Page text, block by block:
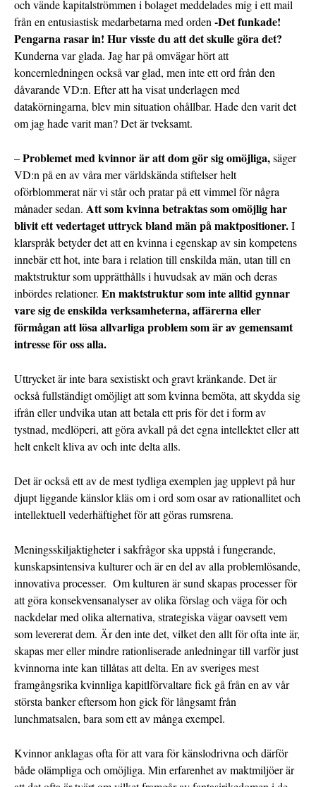
och vände kapitalströmmen i bolaget meddelades mig i ett mail
från en entusiastisk medarbetarna med orden -Det funkade!
Pengarna rasar in! Hur visste du att det skulle göra det?
Kunderna var glada. Jag har på omvägar hört att
koncernledningen också var glad, men inte ett ord från den
dåvarande VD:n. Efter att ha visat underlagen med
datakörningarna, blev min situation ohållbar. Hade den varit det
om jag hade varit man? Det är tveksamt.
–Problemet med kvinnor är att dom gör sig omöjliga,säger
VD:n på en av våra mer världskända stiftelser helt
oförblommerat när vi står och pratar på ett vimmel för några
månader sedan. Att som kvinna betraktas som omöjlig har
blivit ett vedertaget uttryck bland män på maktpositioner.I
klarspråk betyder det att en kvinna i egenskap av sin kompetens
innebär ett hot, inte bara i relation till enskilda män, utan till en
maktstruktur som upprätthålls i huvudsak av män och deras
inbördes relationer. En maktstruktur som inte alltid gynnar
vare sig de enskilda verksamheterna, affärerna eller
förmågan att lösa allvarliga problem som är av gemensamt
intresse för oss alla.
Uttrycket är inte bara sexistiskt och gravt kränkande. Det är
också fullständigt omöjligt att som kvinna bemöta, att skydda sig
ifrån eller undvika utan att betala ett pris för det i form av
tystnad, medlöperi, att göra avkall på det egna intellektet eller att
helt enkelt kliva av och inte delta alls.
Det är också ett av de mest tydliga exemplen jag upplevt på hur
djupt liggande känslor kläs om i ord som osar av rationallitet och
intellektuell vederhäftighet för att göras rumsrena.
Meningsskiljaktigheter i sakfrågor ska uppstå i fungerande,
kunskapsintensiva kulturer och är en del av alla problemlösande,
innovativa processer. Om kulturen är sund skapas processer för
att göra konsekvensanalyser av olika förslag och väga för och
nackdelar med olika alternativa, strategiska vägar oavsett vem
som levererat dem. Är den inte det, vilket den allt för ofta inte är,
skapas mer eller mindre rationliserade anledningar till varför just
kvinnorna inte kan tillåtas att delta. En av sveriges mest
framgångsrika kvinnliga kapitlförvaltare fick gå från en av vår
största banker eftersom hon gick för långsamt från
lunchmatsalen, bara som ett av många exempel.
Kvinnor anklagas ofta för att vara för känslodrivna och därför
både olämpliga och omöjliga. Min erfarenhet av maktmiljöer är